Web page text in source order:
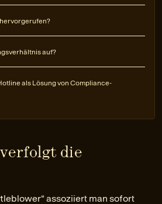
auf?
als Lösung von Compliance-
die
assoziiert man sofort